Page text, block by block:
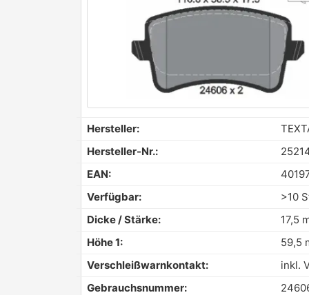
Hersteller:
Hersteller-Nr.:
EAN:
Verfügbar:
>10
Dicke / Stärke:
17,5
Höhe 1:
59,5
Verschleißwarnkontakt:
inkl.
Gebrauchsnummer: